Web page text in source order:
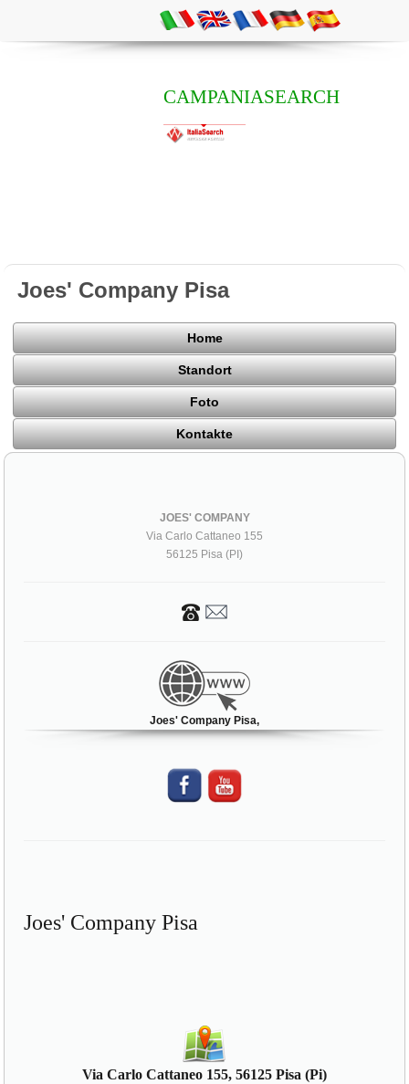
CAMPANIASEARCH
Joes' Company Pisa
Home
Standort
Foto
Kontakte
JOES' COMPANY
Via Carlo Cattaneo 155
56125 Pisa (PI)
Joes' Company Pisa,
Joes' Company Pisa
Via Carlo Cattaneo 155, 56125 Pisa (Pi)